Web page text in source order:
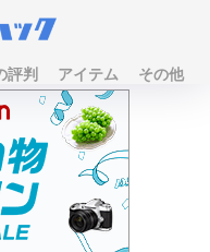
評判 アイテム その他